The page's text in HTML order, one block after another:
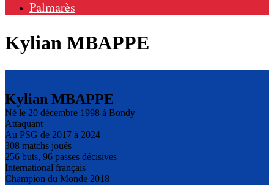
Palmarès
Kylian MBAPPE
Kylian MBAPPE
Né le 20 décembre 1998 à Bondy
Attaquant
Au PSG de 2017 à 2024
308 matchs joués
256 buts, 96 passes décisives
International français
Champion du Monde 2018